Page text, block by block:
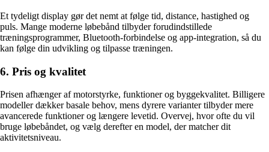
Et tydeligt display gør det nemt at følge tid, distance, hastighed og
puls. Mange moderne løbebånd tilbyder forudindstillede
træningsprogrammer, Bluetooth-forbindelse og app-integration, så du
kan følge din udvikling og tilpasse træningen.
6. Pris og kvalitet
Prisen afhænger af motorstyrke, funktioner og byggekvalitet. Billigere
modeller dækker basale behov, mens dyrere varianter tilbyder mere
avancerede funktioner og længere levetid. Overvej, hvor ofte du vil
bruge løbebåndet, og vælg derefter en model, der matcher dit
aktivitetsniveau.